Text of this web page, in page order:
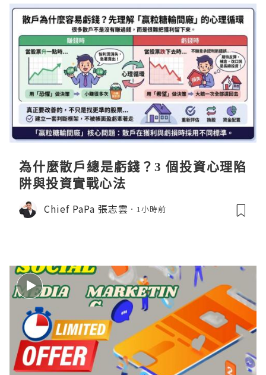
為什麼散戶總是虧錢？3 個投資心理陷
阱與投資實戰心法
Chief PaPa 張志雲 1小時前